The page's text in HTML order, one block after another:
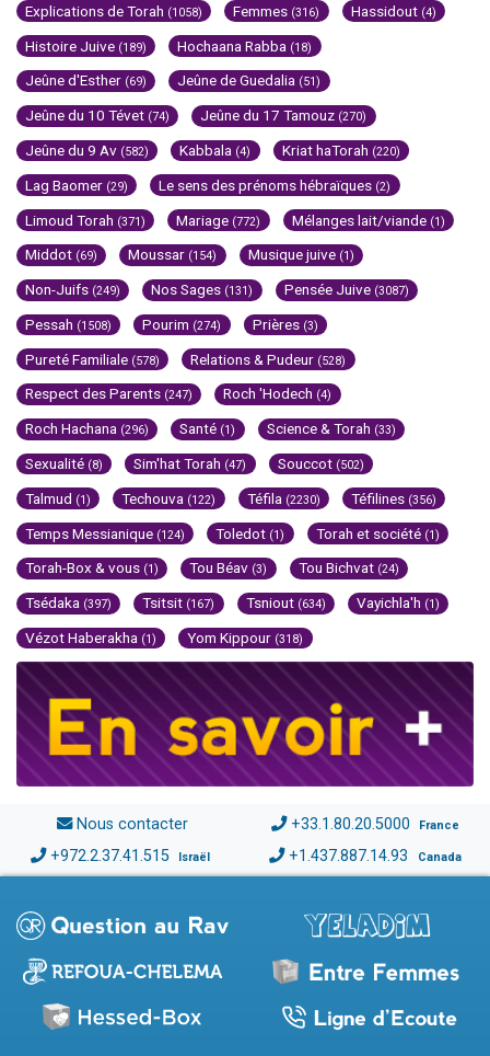
Explications de Torah (1058) Femmes (316) Hassidout (4)
Histoire Juive (189) Hochaana Rabba (18)
Jeûne d'Esther (69) Jeûne de Guedalia (51)
Jeûne du 10 Tévet (74) Jeûne du 17 Tamouz (270)
Jeûne du 9 Av (582) Kabbala (4) Kriat haTorah (220)
Lag Baomer (29) Le sens des prénoms hébraïques (2)
Limoud Torah (371) Mariage (772) Mélanges lait/viande (1)
Middot (69) Moussar (154) Musique juive (1)
Non-Juifs (249) Nos Sages (131) Pensée Juive (3087)
Pessah (1508) Pourim (274) Prières (3)
Pureté Familiale (578) Relations & Pudeur (528)
Respect des Parents (247) Roch 'Hodech (4)
Roch Hachana (296) Santé (1) Science & Torah (33)
Sexualité (8) Sim'hat Torah (47) Souccot (502)
Talmud (1) Techouva (122) Téfila (2230) Téfilines (356)
Temps Messianique (124) Toledot (1) Torah et société (1)
Torah-Box & vous (1) Tou Béav (3) Tou Bichvat (24)
Tsédaka (397) Tsitsit (167) Tsniout (634) Vayichla'h (1)
Vézot Haberakha (1) Yom Kippour (318)
Nous contacter +33.1.80.20.5000 France
+972.2.37.41.515 Israël +1.437.887.14.93 Canada